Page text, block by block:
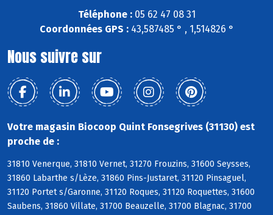
Téléphone :05 62 47 08 31
Coordonnées GPS :43,587485 ° , 1,514826 °
Nous suivre sur
Votre magasin Biocoop Quint Fonsegrives (31130) est
proche de :
31810 Venerque, 31810 Vernet, 31270 Frouzins, 31600 Seysses,
31860 Labarthe s/Lèze, 31860 Pins-Justaret, 31120 Pinsaguel,
31120 Portet s/Garonne, 31120 Roques, 31120 Roquettes, 31600
Saubens, 31860 Villate, 31700 Beauzelle, 31700 Blagnac, 31700